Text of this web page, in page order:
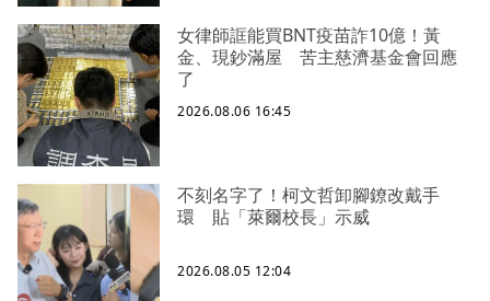
女律師誆能買BNT疫苗詐10億！黃
金、現鈔滿屋 苦主慈濟基金會回應
了
2026.08.06 16:45
不刻名字了！柯文哲卸腳鐐改戴手
環 貼「萊爾校長」示威
2026.08.05 12:04